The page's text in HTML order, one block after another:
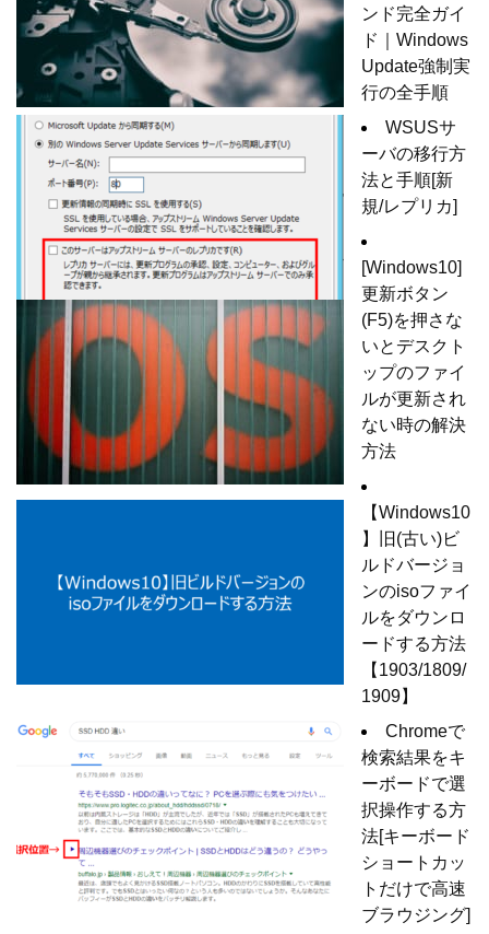
ンド完全ガイ
ド｜Windows
Update強制実
行の全手順
WSUSサ
ーバの移行方
法と手順[新
規/レプリカ]
[Windows10]
更新ボタン
(F5)を押さな
いとデスクト
ップのファイ
ルが更新され
ない時の解決
方法
【Windows10
】旧(古い)ビ
ルドバージョ
ンのisoファイ
ルをダウンロ
ードする方法
【1903/1809/
1909】
Chromeで
検索結果をキ
ーボードで選
択操作する方
法[キーボード
ショートカッ
トだけで高速
ブラウジング]